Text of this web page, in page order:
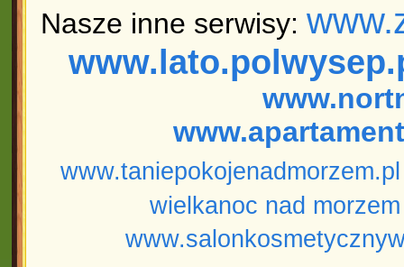
Nasze inne serwisy:
www.taniepokojenadmorzem.pl
wielkanoc nad